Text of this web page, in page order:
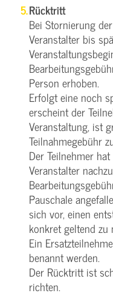
Rücktritt
Bei Stornierung
Veranstalter bis
Person erhoben.
Erfolgt eine noch
erscheint der
Veranstaltung, ist
Teilnahmegebühr
Der Teilnehmer
Veranstalter
Pauschale
sich vor, einen
konkret geltend zu
Ein
benannt werden.
Der Rücktritt ist
richten.